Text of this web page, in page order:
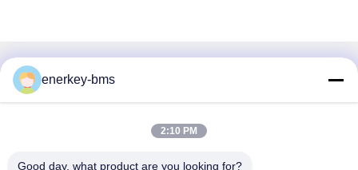
迅速な連絡
エリアA,9階,ビルG,グアンチェン低炭素産業公園,シャングク
ンコミュニティ,ゴンミン通り,グアンミン地区,深?? 市,中
enerkey-bms
2:10 PM
Good day, what product are you looking for?